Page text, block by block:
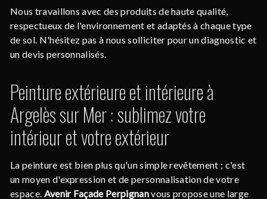
Nous travaillons avec des produits de haute qualité,
respectueux de l'environnement et adaptés à chaque type
de sol. N'hésitez pas à nous solliciter pour un diagnostic et
un devis personnalisés.
Peinture extérieure et intérieure à
Argelès sur Mer : sublimez votre
intérieur et votre extérieur
La peinture est bien plus qu'un simple revêtement ; c'est
un moyen d'expression et de personnalisation de votre
espace. Avenir Façade Perpignanvous propose une large